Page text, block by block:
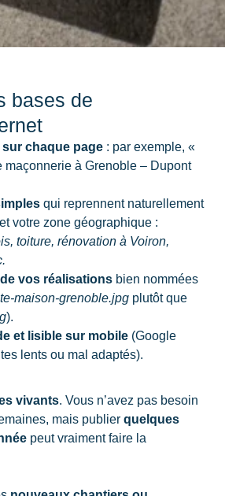
bases de
chaque page : par exemple, «
maçonnerie à Grenoble – Dupont
qui reprennent naturellement
votre zone géographique :
toiture, rénovation à Voiron,
vos réalisations bien nommées
maison-grenoble.jpg plutôt que
).
et lisible sur mobile (Google
lents ou mal adaptés).
vivants. Vous n’avez pas besoin
mais publierquelques
peut vraiment faire la